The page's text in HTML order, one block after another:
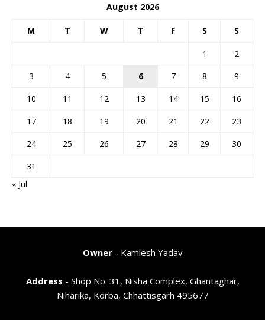
August 2026
M T W T F S S
1
2
3
4 5 6 7 8
9
10
11 12 13 14 15
16
17
18 19 20 21 22
23
24
25 26 27 28 29
30
31
« Jul
Owner- Kamlesh Yadav
Address - Shop No. 31, Nisha Complex, Ghantaghar,
Niharika, Korba, Chhattisgarh 495677